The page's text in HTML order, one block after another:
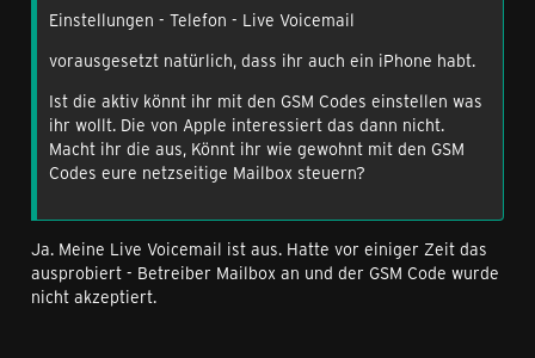
Einstellungen - Telefon - Live Voicemail
vorausgesetzt natürlich, dass ihr auch ein iPhone habt.
Ist die aktiv könnt ihr mit den GSM Codes einstellen was
ihr wollt. Die von Apple interessiert das dann nicht.
Macht ihr die aus, Könnt ihr wie gewohnt mit den GSM
Codes eure netzseitige Mailbox steuern?
Ja. Meine Live Voicemail ist aus. Hatte vor einiger Zeit das
ausprobiert - Betreiber Mailbox an und der GSM Code wurde
nicht akzeptiert.